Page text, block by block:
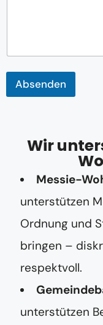
n
u
Absenden
Wir
Messie-
unterstützen
Ordnung und
bringen –
respektvoll.
unterstützen